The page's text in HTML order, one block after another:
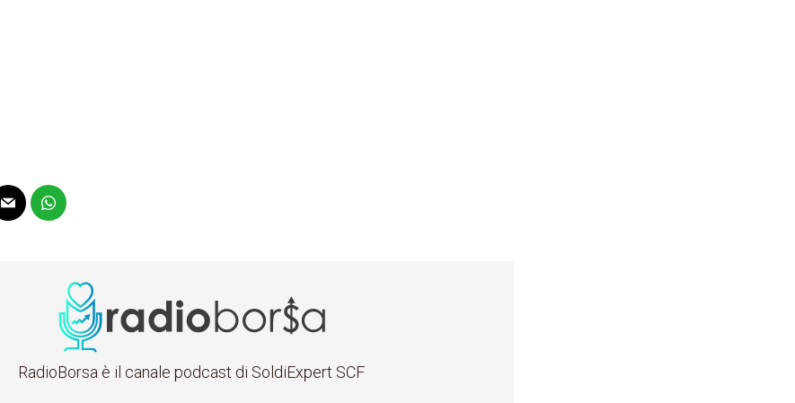
RadioBorsa è il canale podcast di SoldiExpert SCF